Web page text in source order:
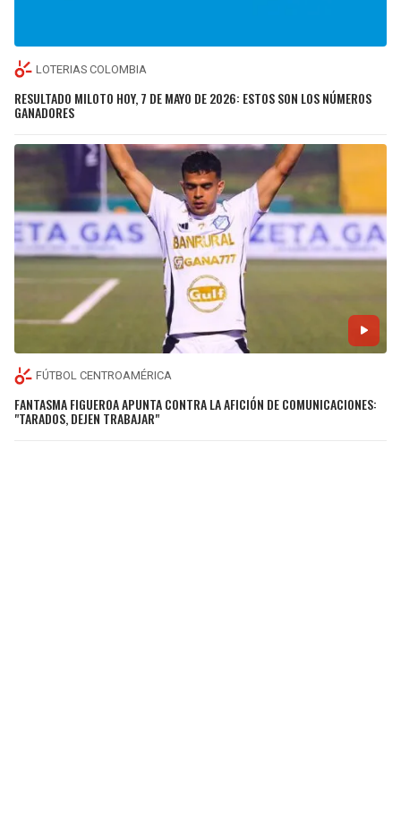
LOTERIAS COLOMBIA
RESULTADO MILOTO HOY, 7 DE MAYO DE 2026: ESTOS SON LOS NÚMEROS
GANADORES
FÚTBOL CENTROAMÉRICA
FANTASMA FIGUEROA APUNTA CONTRA LA AFICIÓN DE COMUNICACIONES:
"TARADOS, DEJEN TRABAJAR"